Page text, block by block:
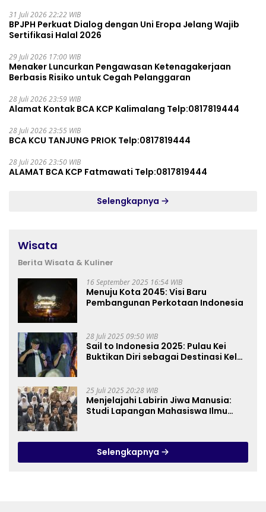
31 Juli 2026 22:22 WIB
BPJPH Perkuat Dialog dengan Uni Eropa Jelang Wajib
Sertifikasi Halal 2026
29 Juli 2026 17:00 WIB
Menaker Luncurkan Pengawasan Ketenagakerjaan
Berbasis Risiko untuk Cegah Pelanggaran
28 Juli 2026 23:59 WIB
Alamat Kontak BCA KCP Kalimalang Telp:0817819444
28 Juli 2026 23:55 WIB
BCA KCU TANJUNG PRIOK Telp:0817819444
28 Juli 2026 23:50 WIB
ALAMAT BCA KCP Fatmawati Telp:0817819444
Selengkapnya
Wisata
Berita Wisata & Kuliner
16 September 2025 16:54 WIB
Menuju Kota 2045: Visi Baru
Pembangunan Perkotaan Indonesia
28 Juli 2025 09:50 WIB
Sail to Indonesia 2025: Pulau Kei
Buktikan Diri sebagai Destinasi Kelas
25 Juli 2025 20:28 WIB
Menjelajahi Labirin Jiwa Manusia:
Studi Lapangan Mahasiswa Ilmu
Selengkapnya